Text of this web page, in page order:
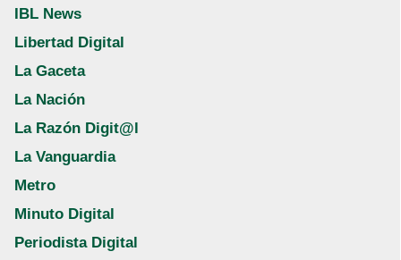
IBL News
Libertad Digital
La Gaceta
La Nación
La Razón Digit@l
La Vanguardia
Metro
Minuto Digital
Periodista Digital